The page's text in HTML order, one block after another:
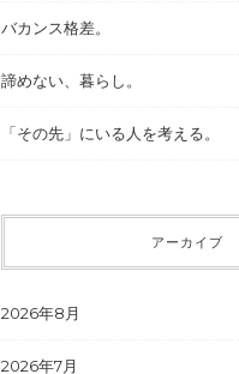
バカンス格差。
諦めない、暮らし。
「その先」にいる人を考える。
アーカイブ
2026年8月
2026年7月